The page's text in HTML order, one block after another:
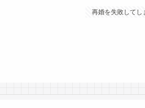
再婚を失敗してし